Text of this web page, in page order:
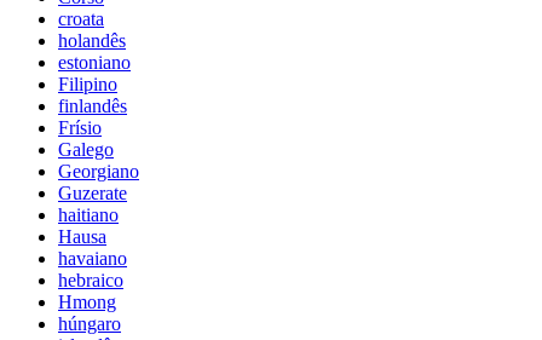
croata
holandês
estoniano
Filipino
finlandês
Frísio
Galego
Georgiano
Guzerate
haitiano
Hausa
havaiano
hebraico
Hmong
húngaro